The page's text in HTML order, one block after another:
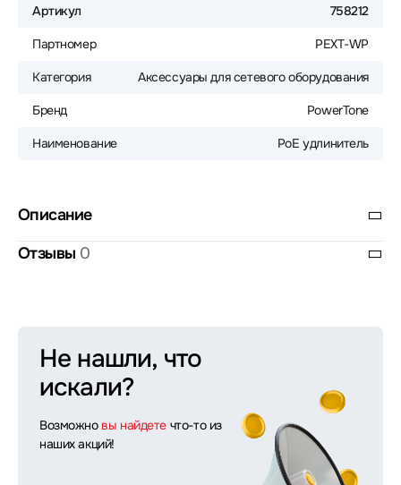
Артикул 758212
Партномер PEXT-WP
Категория Аксессуары для сетевого оборудования
Бренд PowerTone
Наименование PoE удлинитель
Описание
Отзывы 0
Не нашли, что
искали?
Возможно вы найдете что-то из
наших акций!